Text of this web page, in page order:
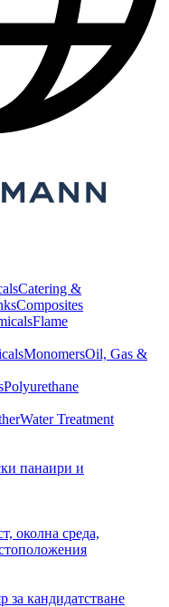
Catering &
Composites
Flame
MonomersOil, Gas &
Polyurethane
Water Treatment
панаири и
околна среда,
за кандидатстване